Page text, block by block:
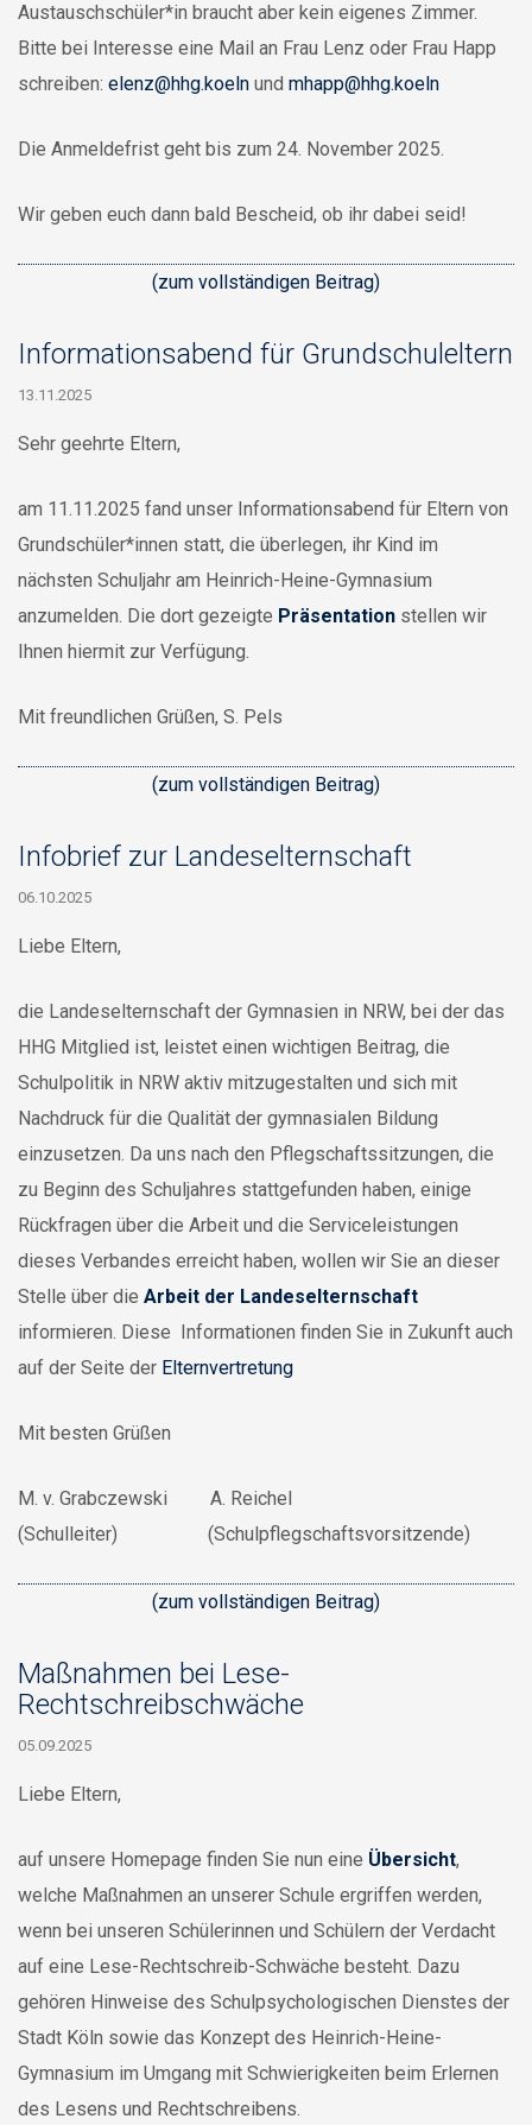
Austauschschüler*in braucht aber kein eigenes Zimmer.
Bitte bei Interesse eine Mail an Frau Lenz oder Frau Happ
schreiben: elenz@hhg.koeln und mhapp@hhg.koeln
Die Anmeldefrist geht bis zum 24. November 2025.
Wir geben euch dann bald Bescheid, ob ihr dabei seid!
(zum vollständigen Beitrag)
Informationsabend für Grundschuleltern
13.11.2025
Sehr geehrte Eltern,
am 11.11.2025 fand unser Informationsabend für Eltern von
Grundschüler*innen statt, die überlegen, ihr Kind im
nächsten Schuljahr am Heinrich-Heine-Gymnasium
anzumelden. Die dort gezeigte Präsentation stellen wir
Ihnen hiermit zur Verfügung.
Mit freundlichen Grüßen, S. Pels
(zum vollständigen Beitrag)
Infobrief zur Landeselternschaft
06.10.2025
Liebe Eltern,
die Landeselternschaft der Gymnasien in NRW, bei der das
HHG Mitglied ist, leistet einen wichtigen Beitrag, die
Schulpolitik in NRW aktiv mitzugestalten und sich mit
Nachdruck für die Qualität der gymnasialen Bildung
einzusetzen. Da uns nach den Pflegschaftssitzungen, die
zu Beginn des Schuljahres stattgefunden haben, einige
Rückfragen über die Arbeit und die Serviceleistungen
dieses Verbandes erreicht haben, wollen wir Sie an dieser
Stelle über die Arbeit der Landeselternschaft
informieren. Diese Informationen finden Sie in Zukunft auch
auf der Seite der Elternvertretung
Mit besten Grüßen
M. v. Grabczewski A. Reichel
(Schulleiter) (Schulpflegschaftsvorsitzende)
(zum vollständigen Beitrag)
Maßnahmen bei Lese-
Rechtschreibschwäche
05.09.2025
Liebe Eltern,
auf unsere Homepage finden Sie nun eine Übersicht,
welche Maßnahmen an unserer Schule ergriffen werden,
wenn bei unseren Schülerinnen und Schülern der Verdacht
auf eine Lese-Rechtschreib-Schwäche besteht. Dazu
gehören Hinweise des Schulpsychologischen Dienstes der
Stadt Köln sowie das Konzept des Heinrich-Heine-
Gymnasium im Umgang mit Schwierigkeiten beim Erlernen
des Lesens und Rechtschreibens.